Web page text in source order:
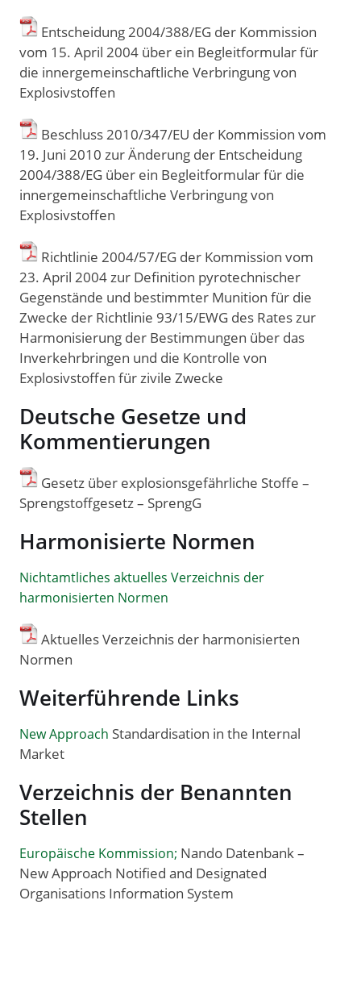
Entscheidung 2004/388/EG der Kommission
vom 15. April 2004 über ein Begleitformular für
die innergemeinschaftliche Verbringung von
Explosivstoffen
Beschluss 2010/347/EU der Kommission vom
19. Juni 2010 zur Änderung der Entscheidung
2004/388/EG über ein Begleitformular für die
innergemeinschaftliche Verbringung von
Explosivstoffen
Richtlinie 2004/57/EG der Kommission vom
23. April 2004 zur Definition pyrotechnischer
Gegenstände und bestimmter Munition für die
Zwecke der Richtlinie 93/15/EWG des Rates zur
Harmonisierung der Bestimmungen über das
Inverkehrbringen und die Kontrolle von
Explosivstoffen für zivile Zwecke
Deutsche Gesetze und
Kommentierungen
Gesetz über explosionsgefährliche Stoffe –
Sprengstoffgesetz – SprengG
Harmonisierte Normen
Nichtamtliches aktuelles Verzeichnis der
harmonisierten Normen
Aktuelles Verzeichnis der harmonisierten
Normen
Weiterführende Links
New Approach Standardisation in the Internal
Market
Verzeichnis der Benannten
Stellen
Europäische Kommission; Nando Datenbank –
New Approach Notified and Designated
Organisations Information System